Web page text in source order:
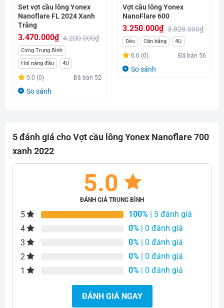
Set vợt cầu lông Yonex
Nanoflare FL 2024 Xanh
Trắng
4.200.000₫
Giá
gốc
là:
4.200.000₫.
3.470.000₫
Giá
hiện
tại
là:
Cứng Trung Bình
Hơi nặng đầu
4U
0.0 (0) Đã bán 52
So sánh
Vợt cầu lông Yonex
NanoFlare 600
3.828.000₫
Giá
gốc
là:
3.250.000₫
Giá
hiện
tại
Dẻo Cân bằng 4U
0.0 (0) Đã bán 56
So sánh
5 đánh giá choVợt cầu lông Yonex Nanoflare 700
xanh 2022
5.0
ĐÁNH GIÁ TRUNG BÌNH
5 100% | 5 đánh giá
4
0% | 0 đánh giá
3
0% | 0 đánh giá
2
0% | 0 đánh giá
1
0% | 0 đánh giá
ĐÁNH GIÁ NGAY